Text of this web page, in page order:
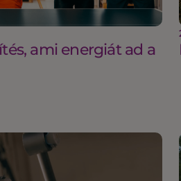
ami energiát ad a